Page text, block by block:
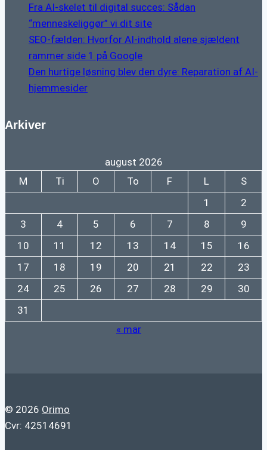
Fra AI-skelet til digital succes: Sådan
“menneskeliggør” vi dit site
SEO-fælden: Hvorfor AI-indhold alene sjældent
rammer side 1 på Google
Den hurtige løsning blev den dyre: Reparation af AI-
hjemmesider
Arkiver
august 2026
M
Ti O To F L
S
1
2
3
4 5 6 7 8
9
10
11 12 13 14 15
16
17
18 19 20 21 22
23
24
25 26 27 28 29
30
31
« mar
© 2026 Orimo
Cvr: 42514691